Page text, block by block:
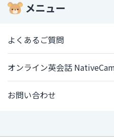
メニュー
よくあるご質問
オンライン英会話
お問い合わせ